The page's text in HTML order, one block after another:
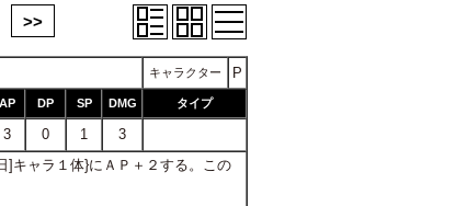
>>
キャラクター P
AP DP SP DMG タイプ
3 0 1
3
]キャラ１体}にＡＰ＋２する。この